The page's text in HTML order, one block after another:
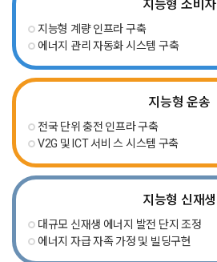
지능형 소비자
지능형 계량 인프라 구축
에너지 관리 자동화 시스템 구축
지능형운송
전국 단위 충전 인프라 구축
V2G 및 ICT 서비 스 시스템 구축
지능형 신재생
대규모 신재생 에너지 발전 단지 조정
에너지 자급 자족 가정 및 빌딩구현